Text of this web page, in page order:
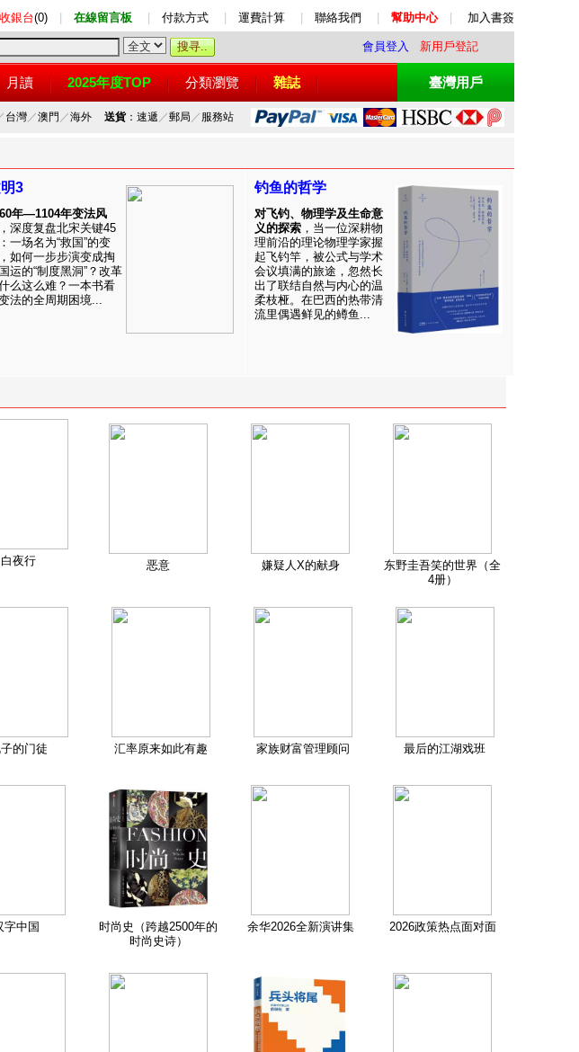
銀台(0) 在線留言板 付款方式 運費計算 聯絡我們 幫助中心 加入書簽
會員登入 新用戶登記
月讀 2025年度TOP 分類瀏覽 雜誌 臺灣用戶
台灣／澳門 ／海外 送貨：速遞 ／郵局 ／ 服務站
3
年—1104年变法风
，深度复盘北宋关键45
一场名为“救国”的变
如何一步步演变成掏
运的“制度黑洞”？改革
么这么难？一本书看
法的全周期困境...
钓鱼的哲学
对飞钓、物理学及生命意
义的探索 ，当一位深耕物
理前沿的理论物理学家握
起飞钓竿，被公式与学术
会议填满的旅途，忽然长
出了联结自然与内心的温
柔枝桠。在巴西的热带清
流里偶遇鲜见的鳟鱼...
白夜行 恶意 嫌疑人X的献身
东野圭吾笑的世界（全
4册）
的门徒 汇率原来如此有趣 家族财富管理顾问 最后的江湖戏班
字中国
时尚史（跨越2500年的
时尚史诗）
余华2026全新演讲集 2026政策热点面对面